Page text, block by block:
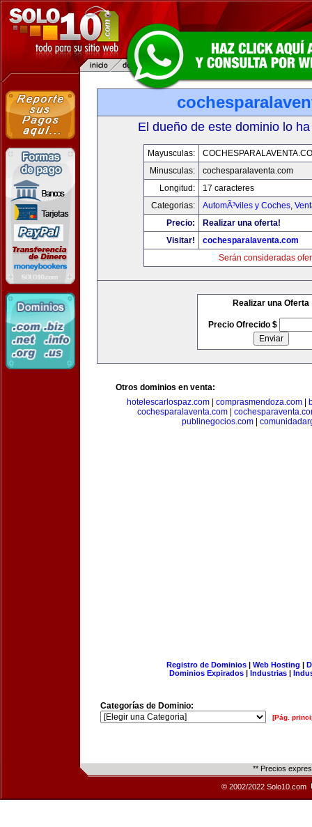
El dueño de este dominio lo
Mayusculas:
Minusculas:
cochesparalaventa.com
Longitud:
17 caracteres
Categorias:
AutomÃ³viles y Coches,
Precio:
Realizar una oferta!
Visitar!
cochesparalaventa.com
Serán consideradas
Realizar una Oferta
Precio Ofrecido $
Otros dominios en venta:
hotelescarlospaz.com| comprasmendoza.com|
cochesparalaventa.com
publinegocios.com|
Registro de Dominios| Web Hosting |
Dominios Expirados | Industrias |
Categorías de Dominio:
[Pág.
** Precios
© 2002/2022 Solo10.com